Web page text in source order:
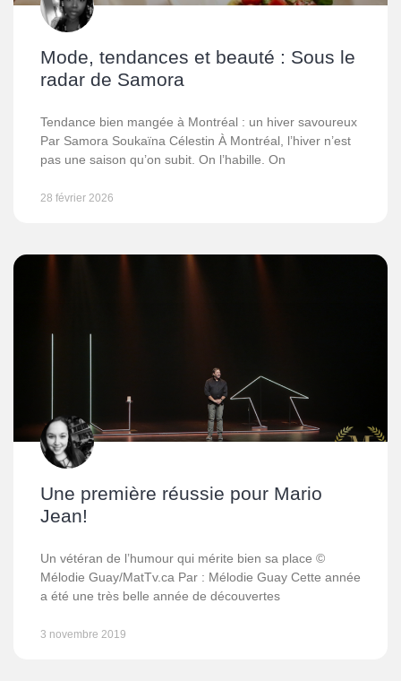
Mode, tendances et beauté : Sous le
radar de Samora
Tendance bien mangée à Montréal : un hiver savoureux
Par Samora Soukaïna Célestin À Montréal, l’hiver n’est
pas une saison qu’on subit. On l’habille. On
28 février 2026
Une première réussie pour Mario
Jean!
Un vétéran de l’humour qui mérite bien sa place ©
Mélodie Guay/MatTv.ca Par : Mélodie Guay Cette année
a été une très belle année de découvertes
3 novembre 2019